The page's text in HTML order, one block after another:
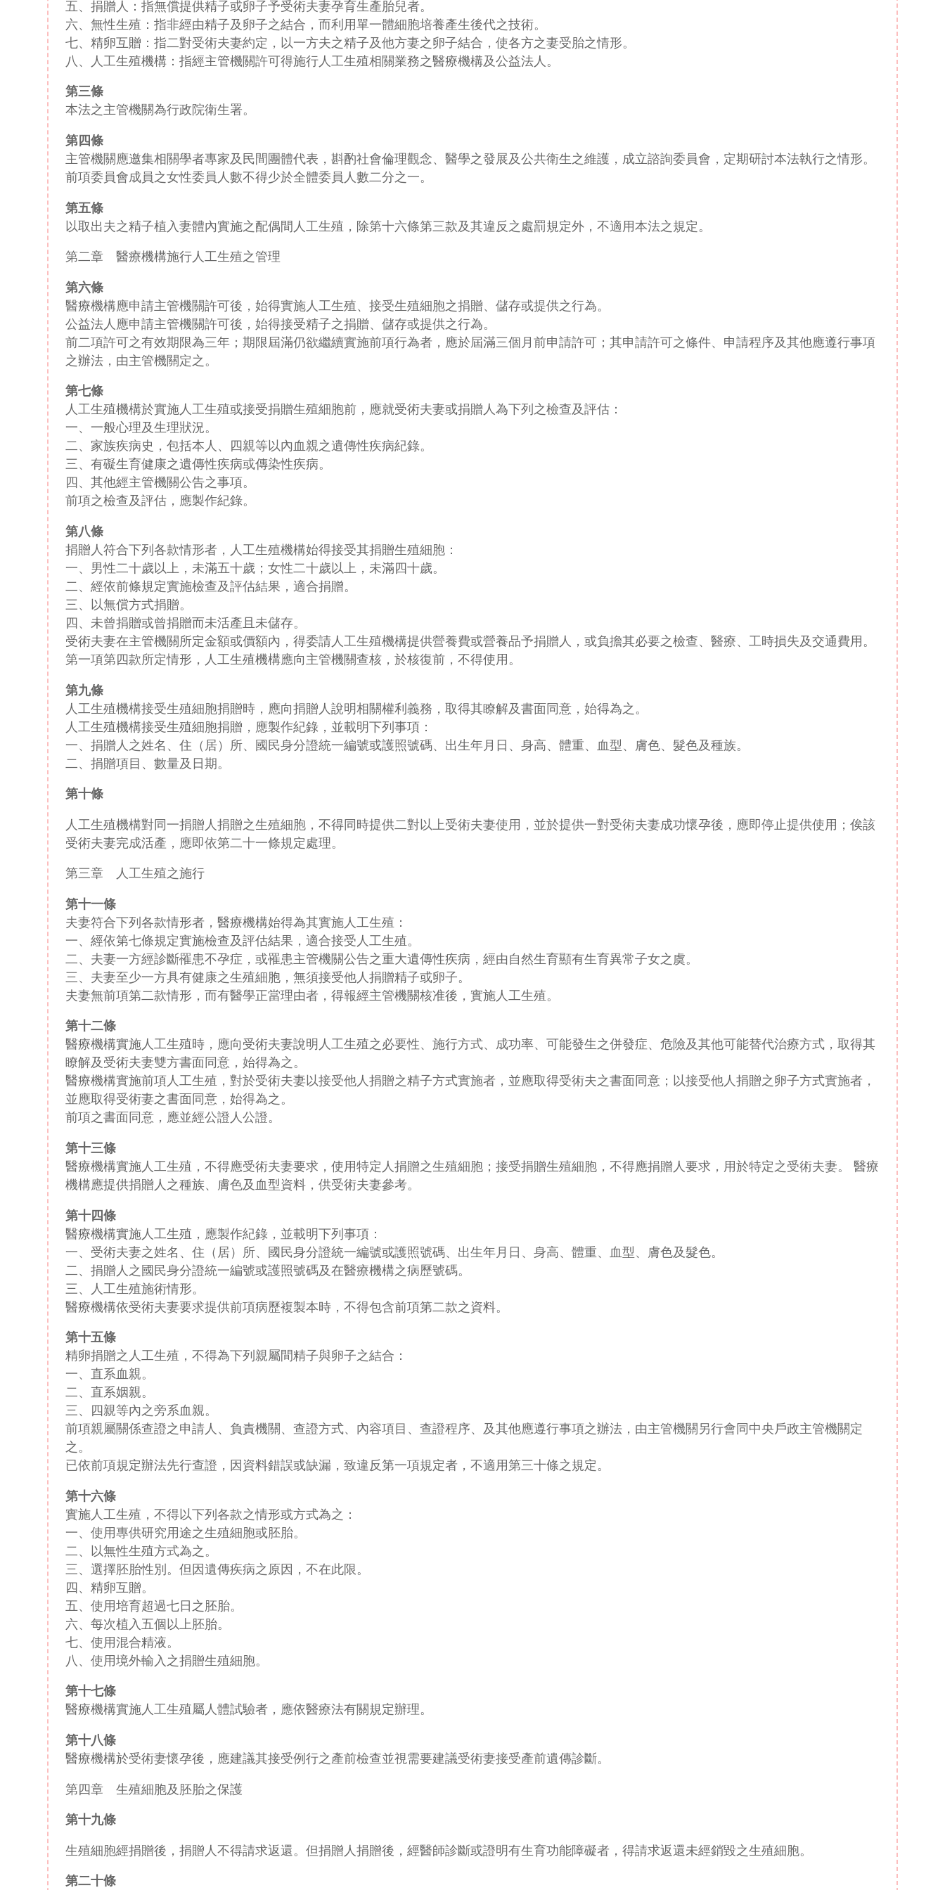
五、捐贈人：指無償提供精子或卵子予受術夫妻孕育生產胎兒者。
六、無性生殖：指非經由精子及卵子之結合，而利用單一體細胞培養產生後代之技術。
七、精卵互贈：指二對受術夫妻約定，以一方夫之精子及他方妻之卵子結合，使各方之妻受胎之情形。
八、人工生殖機構：指經主管機關許可得施行人工生殖相關業務之醫療機構及公益法人。
第三條
本法之主管機關為行政院衛生署。
第四條
主管機關應邀集相關學者專家及民間團體代表，斟酌社會倫理觀念、醫學之發展及公共衛生之維護，成立諮詢委員會，定期研討本法執行之情形。
前項委員會成員之女性委員人數不得少於全體委員人數二分之一。
第五條
以取出夫之精子植入妻體內實施之配偶間人工生殖，除第十六條第三款及其違反之處罰規定外，不適用本法之規定。
第二章 醫療機構施行人工生殖之管理
第六條
醫療機構應申請主管機關許可後，始得實施人工生殖、接受生殖細胞之捐贈、儲存或提供之行為。
公益法人應申請主管機關許可後，始得接受精子之捐贈、儲存或提供之行為。
前二項許可之有效期限為三年；期限屆滿仍欲繼續實施前項行為者，應於屆滿三個月前申請許可；其申請許可之條件、申請程序及其他應遵行事項
之辦法，由主管機關定之。
第七條
人工生殖機構於實施人工生殖或接受捐贈生殖細胞前，應就受術夫妻或捐贈人為下列之檢查及評估：
一、一般心理及生理狀況。
二、家族疾病史，包括本人、四親等以內血親之遺傳性疾病紀錄。
三、有礙生育健康之遺傳性疾病或傳染性疾病。
四、其他經主管機關公告之事項。
前項之檢查及評估，應製作紀錄。
第八條
捐贈人符合下列各款情形者，人工生殖機構始得接受其捐贈生殖細胞：
一、男性二十歲以上，未滿五十歲；女性二十歲以上，未滿四十歲。
二、經依前條規定實施檢查及評估結果，適合捐贈。
三、以無償方式捐贈。
四、未曾捐贈或曾捐贈而未活產且未儲存。
受術夫妻在主管機關所定金額或價額內，得委請人工生殖機構提供營養費或營養品予捐贈人，或負擔其必要之檢查、醫療、工時損失及交通費用。
第一項第四款所定情形，人工生殖機構應向主管機關查核，於核復前，不得使用。
第九條
人工生殖機構接受生殖細胞捐贈時，應向捐贈人說明相關權利義務，取得其瞭解及書面同意，始得為之。
人工生殖機構接受生殖細胞捐贈，應製作紀錄，並載明下列事項：
一、捐贈人之姓名、住（居）所、國民身分證統一編號或護照號碼、出生年月日、身高、體重、血型、膚色、髮色及種族。
二、捐贈項目、數量及日期。
第十條
人工生殖機構對同一捐贈人捐贈之生殖細胞，不得同時提供二對以上受術夫妻使用，並於提供一對受術夫妻成功懷孕後，應即停止提供使用；俟該
受術夫妻完成活產，應即依第二十一條規定處理。
第三章 人工生殖之施行
第十一條
夫妻符合下列各款情形者，醫療機構始得為其實施人工生殖：
一、經依第七條規定實施檢查及評估結果，適合接受人工生殖。
二、夫妻一方經診斷罹患不孕症，或罹患主管機關公告之重大遺傳性疾病，經由自然生育顯有生育異常子女之虞。
三、夫妻至少一方具有健康之生殖細胞，無須接受他人捐贈精子或卵子。
夫妻無前項第二款情形，而有醫學正當理由者，得報經主管機關核准後，實施人工生殖。
第十二條
醫療機構實施人工生殖時，應向受術夫妻說明人工生殖之必要性、施行方式、成功率、可能發生之併發症、危險及其他可能替代治療方式，取得其
瞭解及受術夫妻雙方書面同意，始得為之。
醫療機構實施前項人工生殖，對於受術夫妻以接受他人捐贈之精子方式實施者，並應取得受術夫之書面同意；以接受他人捐贈之卵子方式實施者，
並應取得受術妻之書面同意，始得為之。
前項之書面同意，應並經公證人公證。
第十三條
醫療機構實施人工生殖，不得應受術夫妻要求，使用特定人捐贈之生殖細胞；接受捐贈生殖細胞，不得應捐贈人要求，用於特定之受術夫妻。 醫療
機構應提供捐贈人之種族、膚色及血型資料，供受術夫妻參考。
第十四條
醫療機構實施人工生殖，應製作紀錄，並載明下列事項：
一、受術夫妻之姓名、住（居）所、國民身分證統一編號或護照號碼、出生年月日、身高、體重、血型、膚色及髮色。
二、捐贈人之國民身分證統一編號或護照號碼及在醫療機構之病歷號碼。
三、人工生殖施術情形。
醫療機構依受術夫妻要求提供前項病歷複製本時，不得包含前項第二款之資料。
第十五條
精卵捐贈之人工生殖，不得為下列親屬間精子與卵子之結合：
一、直系血親。
二、直系姻親。
三、四親等內之旁系血親。
前項親屬關係查證之申請人、負責機關、查證方式、內容項目、查證程序、及其他應遵行事項之辦法，由主管機關另行會同中央戶政主管機關定
之。
已依前項規定辦法先行查證，因資料錯誤或缺漏，致違反第一項規定者，不適用第三十條之規定。
第十六條
實施人工生殖，不得以下列各款之情形或方式為之：
一、使用專供研究用途之生殖細胞或胚胎。
二、以無性生殖方式為之。
三、選擇胚胎性別。但因遺傳疾病之原因，不在此限。
四、精卵互贈。
五、使用培育超過七日之胚胎。
六、每次植入五個以上胚胎。
七、使用混合精液。
八、使用境外輸入之捐贈生殖細胞。
第十七條
醫療機構實施人工生殖屬人體試驗者，應依醫療法有關規定辦理。
第十八條
醫療機構於受術妻懷孕後，應建議其接受例行之產前檢查並視需要建議受術妻接受產前遺傳診斷。
第四章 生殖細胞及胚胎之保護
第十九條
生殖細胞經捐贈後，捐贈人不得請求返還。但捐贈人捐贈後，經醫師診斷或證明有生育功能障礙者，得請求返還未經銷毀之生殖細胞。
第二十條